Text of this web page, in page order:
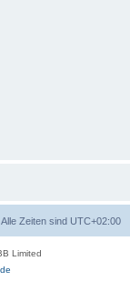
Alle Zeiten sind UTC+02:00
Limited